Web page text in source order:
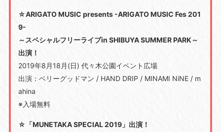
☆ARIGATO MUSIC presents -ARIGATO MUSIC Fes 201
9-
～スペシャルフリーライブin SHIBUYA SUMMER PARK～
出演！
2019年8月18月(日) 代々木公園イベント広場
出演：ベリーグッドマン / HAND DRIP / MINAMI NiNE / m
ahina
※入場無料
☆「MUNETAKA SPECIAL 2019」出演！